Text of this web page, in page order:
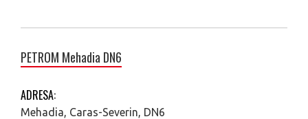
PETROM Mehadia DN6
ADRESA:
Mehadia, Caras-Severin, DN6